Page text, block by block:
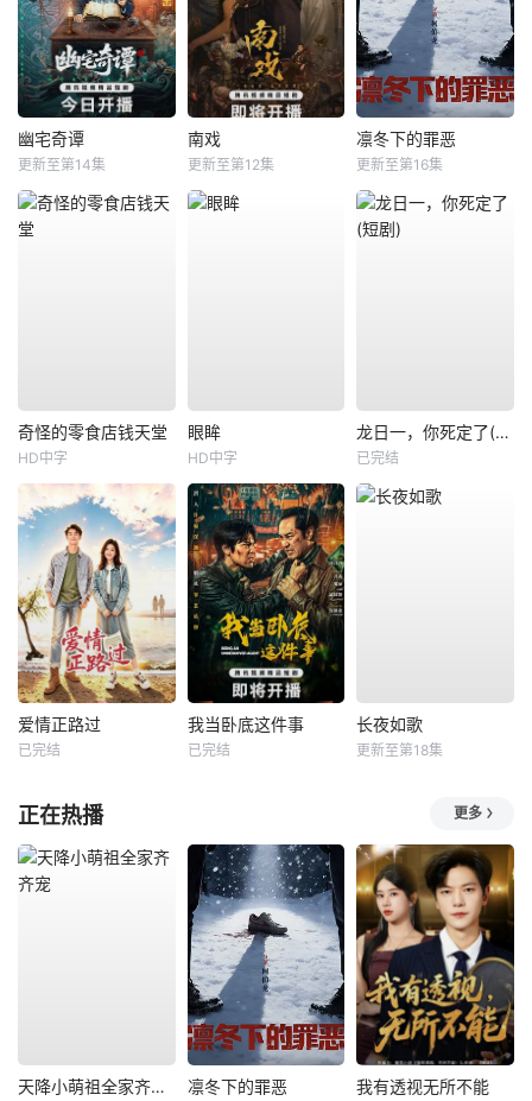
幽宅奇谭
更新至第14集
南戏
更新至第12集
凛冬下的罪恶
更新至第16集
奇怪的零食店钱天堂
HD中字
眼眸
HD中字
龙日一，你死定了(短剧)
已完结
爱情正路过
已完结
我当卧底这件事
已完结
长夜如歌
更新至第18集
正在热播 更多
天降小萌祖全家齐齐宠 凛冬下的罪恶 我有透视无所不能